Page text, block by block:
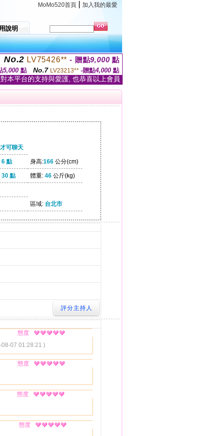
MoMo520首頁 加入我的最愛
說明
No.2 LV75426** - 贈點9,000點
5,000點 No.7 LV23213** -贈點4,000點
本平台的支持與愛護, 也恭喜以上會員
可聊天
6 點 身高:166公分(cm)
30 點 體重: 46公斤(kg)
區域: 台北市
態度
07 01:28:21 )
態度
態度
態度